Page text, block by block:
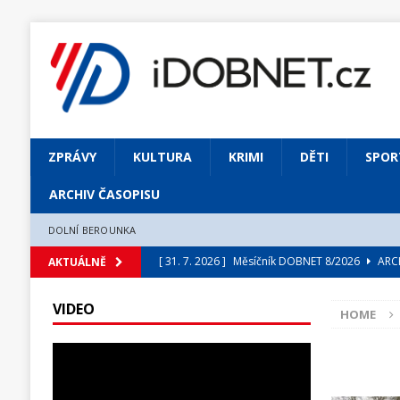
ZPRÁVY KULTURA KRIMI DĚTI
ARCHIV ČASOPISU
DOLNÍ BEROUNKA
AKTUÁLNĚ [ 31. 7. 2026 ] Měsíčník DOBNET 8/2026
[ 31. 7. 2026 ] Jednou Slavoj, vždycky Slavoj!
Zámek Liteň rozezní hvězdně
HOME
VIDEO